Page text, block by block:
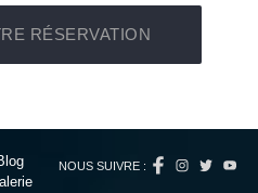
RÉSERVATION
NOUS SUIVRE :